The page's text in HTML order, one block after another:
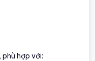
, phù hợp với: